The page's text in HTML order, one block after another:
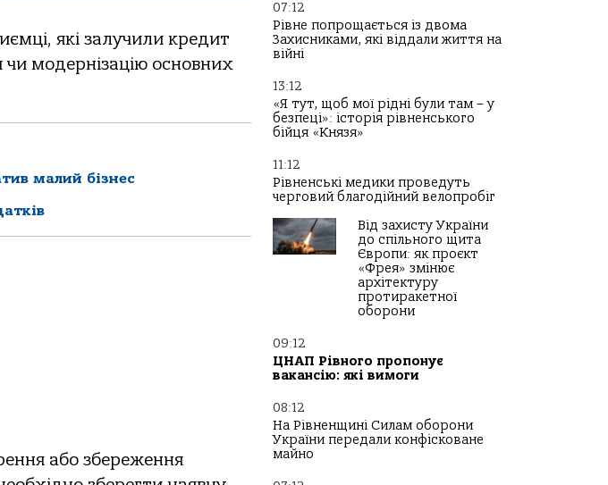
які залучили кредит
модернізацію основних
малий бізнес
або збереження
07:12
Рівне попрощається із двома
Захисниками, які віддали життя на
війні
13:12
«Я тут, щоб мої рідні були там – у
безпеці»: історія рівненського
бійця «Князя»
11:12
Рівненські медики проведуть
черговий благодійний велопробіг
Від захисту України
до спільного щита
Європи: як проєкт
«Фрея» змінює
архітектуру
протиракетної
оборони
09:12
ЦНАП Рівного пропонує
вакансію: які вимоги
08:12
На Рівненщині Силам оборони
України передали конфісковане
майно